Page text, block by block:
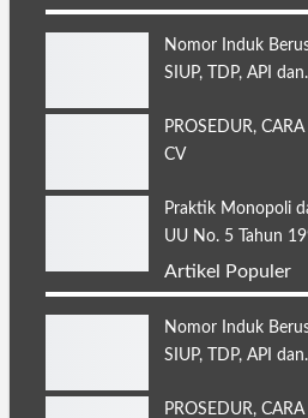
Nomor Induk
SIUP, TDP, API
PROSEDUR,
CV
Praktik Monopoli
UU No. 5 Tahun
Artikel Populer
Nomor Induk
SIUP, TDP, API
PROSEDUR,